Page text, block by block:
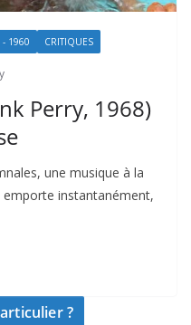
- 1960 CRITIQUES
Perry, 1968)
une musique à la
instantanément,
?